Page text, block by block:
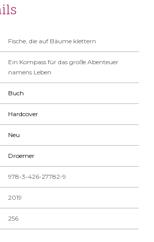
Fische, die auf Bäume klettern
Ein Kompass für das große Abenteuer
namens Leben
Buch
Hardcover
Neu
Droemer
978-3-426-27782-9
2019
256